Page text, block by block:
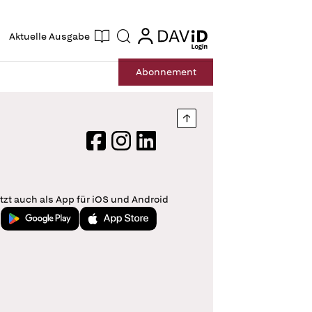
Aktuelle Ausgabe Suche login
login
Abonnement
Nach oben springen
FacebookInstagram
LinkedIn
auch als App für iOS und Android
Jetzt bei Google PlayLaden im App Store